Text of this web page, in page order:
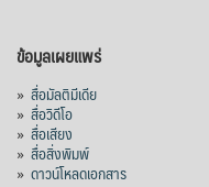
ข้อมูลเผยแพร่
» สื่อมัลติมีเดีย
» สื่อวิดีโอ
» สื่อเสียง
» สื่อสิ่งพิมพ์
» ดาวน์โหลดเอกสาร